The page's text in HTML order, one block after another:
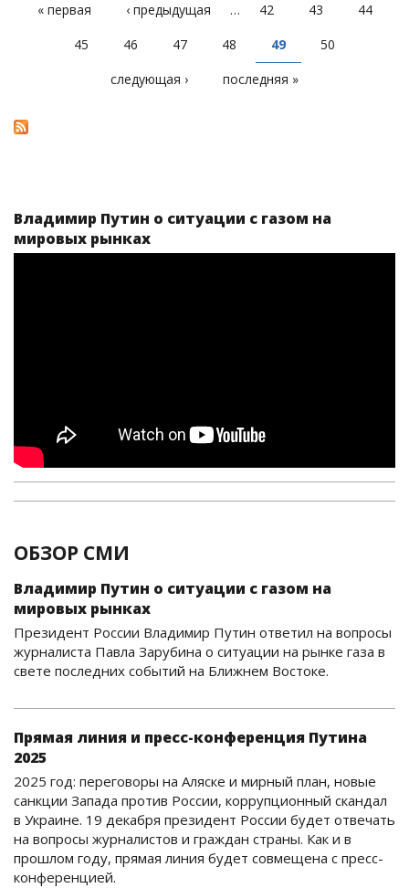
СТРАНИЦЫ
« первая ‹ предыдущая … 42 43
44
45
46 47 48 49
50
следующая ›
последняя »
Владимир Путин о ситуации с газом на
мировых рынках
ОБЗОР СМИ
Владимир Путин о ситуации с газом на
мировых рынках
Президент России Владимир Путин ответил на вопросы
журналиста Павла Зарубина о ситуации на рынке газа в
свете последних событий на Ближнем Востоке.
Прямая линия и пресс-конференция Путина
2025
2025 год: переговоры на Аляске и мирный план, новые
санкции Запада против России, коррупционный скандал
в Украине. 19 декабря президент России будет отвечать
на вопросы журналистов и граждан страны. Как и в
прошлом году, прямая линия будет совмещена с пресс-
конференцией.